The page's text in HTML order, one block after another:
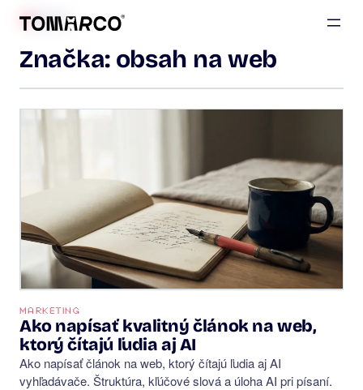
BLOG
Značka: obsah na web
MARKETING
Ako napísať kvalitný článok na web,
ktorý čítajú ľudia aj AI
Ako napísať článok na web, ktorý čítajú ľudia aj AI
vyhľadávače. Štruktúra, kľúčové slová a úloha AI pri písaní.